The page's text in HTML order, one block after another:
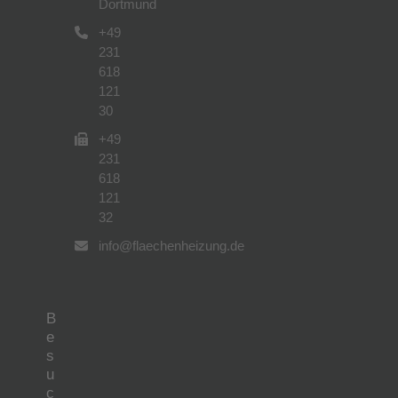
Dortmund
+49
231
618
121
30
+49
231
618
121
32
info@flaechenheizung.de
B
e
s
u
c